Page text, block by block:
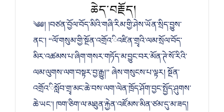
ཆེད་བརྗོད།
༄༅། །བཙན་བྱོལ་བོད་མིའི་གཞི་རིམ་གྱི་ཤེས་ཡོན་སྲིད་བྱུས་
ནང་། “ལོ་གསུམ་གྱི་སྔོན་འགྲོའ་ིའཛིན་གྲྭའི་ལམ་སྲོལ་བོད་
མིར་འཚམས་པ་ཞིག་གསར་གཏོད་མ་བྱུང་བར་མོན་ཊེ་སོ་རིའི་
ལམ་ལུགས་ལག་བསྟར་བྱ་རྒྱུ།” ཞེས་གསུངས་པ་ལྟར། སྔོན་
འགྲོའ་ིསློབ་གྲྭ་མང་ཆེ་བས་ལག་ལེན་ཁྲོད་ཤོག་བྱང་སྤྱོད་ཤུགས་
ཆེ་ཡང་། ཁག་ཅིག་ལ་མཐུན་རྐྱེན་འཛོམས་མིན་ཙམ་དུ་མ་ཟད།